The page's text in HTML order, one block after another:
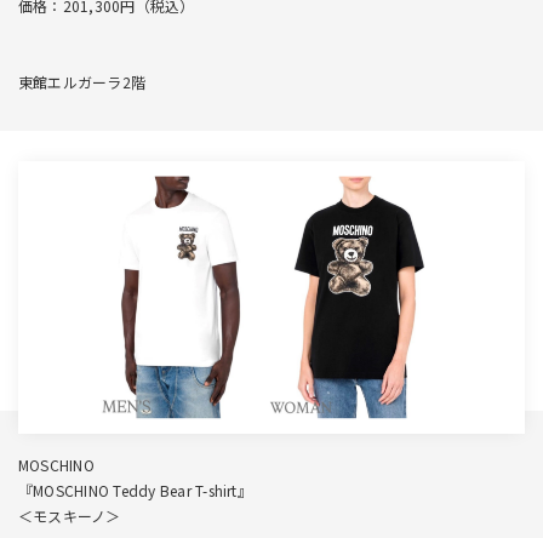
価格：201,300円（税込）
東館エルガーラ2階
MOSCHINO
『MOSCHINO Teddy Bear T-shirt』
＜モスキーノ＞